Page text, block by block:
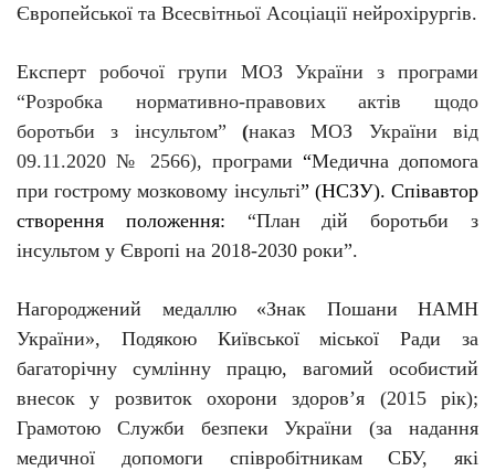
Європейської та Всесвітньої Асоціації нейрохірургів.
Експерт робочої групи МОЗ України з програми
“Розробка нормативно-правових актів щодо
боротьби з інсультом” (наказ МОЗ України від
09.11.2020 № 2566), програми “Медична допомога
при гострому мозковому інсульті” (НСЗУ). Співавтор
створення положення: “План дій боротьби з
інсультом у Європі на 2018-2030 роки”.
Нагороджений медаллю «Знак Пошани НАМН
України», Подякою Київської міської Ради за
багаторічну сумлінну працю, вагомий особистий
внесок у розвиток охорони здоров’я (2015 рік);
Грамотою Служби безпеки України (за надання
медичної допомоги співробітникам СБУ, які